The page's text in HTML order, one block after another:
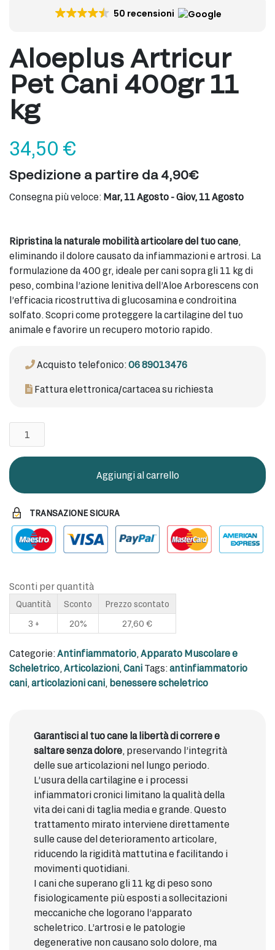
50 recensioni
Aloeplus Artricur
Pet Cani 400gr 11
kg
34,50 €
Spedizione a partire da 4,90€
Consegna più veloce: Mar, 11 Agosto - Giov, 11 Agosto
Ripristina la naturale mobilità articolare del tuo cane,
eliminando il dolore causato da infiammazioni e artrosi. La
formulazione da 400 gr, ideale per cani sopra gli 11 kg di
peso, combina l’azione lenitiva dell’Aloe Arborescens con
l’efficacia ricostruttiva di glucosamina e condroitina
solfato. Scopri come proteggere la cartilagine del tuo
animale e favorire un recupero motorio rapido.
Acquisto telefonico:06 89013476
Fattura elettronica/cartacea su richiesta
Aloeplus
Artricur
Pet
Cani
400gr
kg
quantità
Aggiungi al carrello
TRANSAZIONE SICURA
Sconti per quantità
Quantità Sconto
Prezzo scontato
3 +
20% 27,60 €
Categorie:Antinfiammatorio, Apparato Muscolare e
Scheletrico, Articolazioni, Cani Tags:antinfiammatorio
cani, articolazioni cani, benessere scheletrico
Garantisci al tuo cane la libertà di correre e
saltare senza dolore, preservando l’integrità
delle sue articolazioni nel lungo periodo.
L’usura della cartilagine e i processi
infiammatori cronici limitano la qualità della
vita dei cani di taglia media e grande. Questo
trattamento mirato interviene direttamente
sulle cause del deterioramento articolare,
riducendo la rigidità mattutina e facilitando i
movimenti quotidiani.
I cani che superano gli 11 kg di peso sono
fisiologicamente più esposti a sollecitazioni
meccaniche che logorano l’apparato
scheletrico. L’artrosi e le patologie
degenerative non causano solo dolore, ma